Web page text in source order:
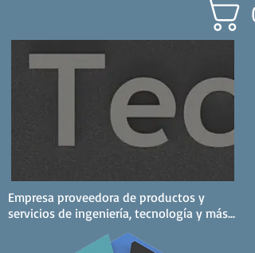
Empresa proveedora de productos y
servicios de ingeniería, tecnología y más...